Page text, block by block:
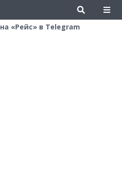
на «Рейс» в Telegram